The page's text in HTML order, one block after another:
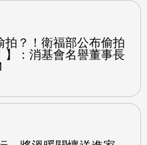
拍？！衛福部公布偷拍
】：消基會名譽董事長